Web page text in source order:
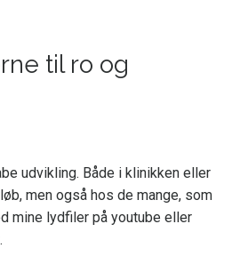
til ro og
udvikling. Både i klinikken eller
men også hos de mange, som
mine lydfiler på youtube eller